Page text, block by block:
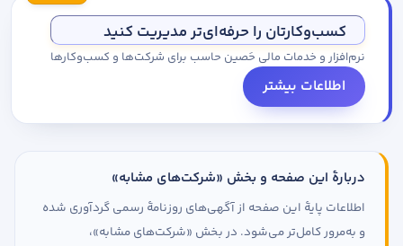
کسب‌وکارتان را حرفه‌ای‌تر مدیریت کنید
نرم‌افزار و خدمات مالی حَصین حاسب برای شرکت‌ها و کسب‌وکارها
اطلاعات بیشتر
دربارهٔ این صفحه و بخش «شرکت‌های مشابه»
اطلاعات پایهٔ این صفحه از آگهی‌های روزنامهٔ رسمی گردآوری شده
و به‌مرور کامل‌تر می‌شود. در بخش «شرکت‌های مشابه»،